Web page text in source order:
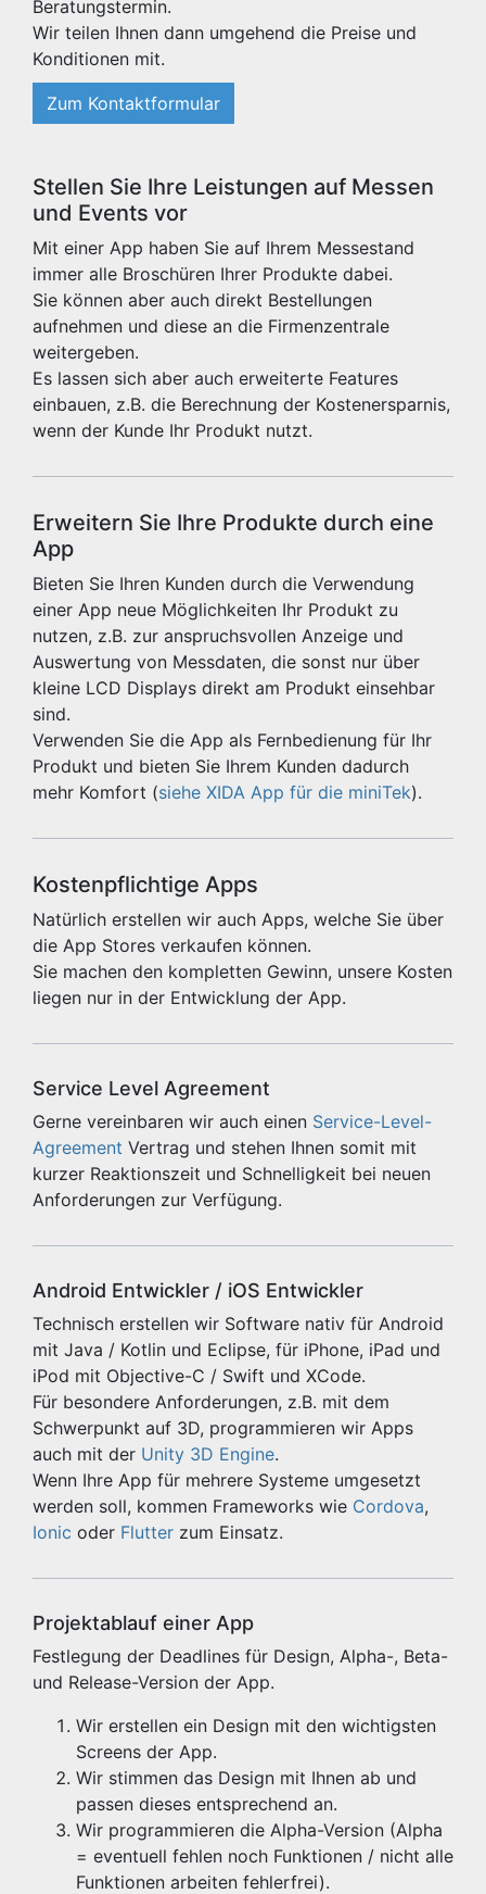
Beratungstermin.
Wir teilen Ihnen dann umgehend die Preise und
Konditionen mit.
Zum Kontaktformular
Stellen Sie Ihre Leistungen auf Messen
und Events vor
Mit einer App haben Sie auf Ihrem Messestand
immer alle Broschüren Ihrer Produkte dabei.
Sie können aber auch direkt Bestellungen
aufnehmen und diese an die Firmenzentrale
weitergeben.
Es lassen sich aber auch erweiterte Features
einbauen, z.B. die Berechnung der Kostenersparnis,
wenn der Kunde Ihr Produkt nutzt.
Erweitern Sie Ihre Produkte durch eine
App
Bieten Sie Ihren Kunden durch die Verwendung
einer App neue Möglichkeiten Ihr Produkt zu
nutzen, z.B. zur anspruchsvollen Anzeige und
Auswertung von Messdaten, die sonst nur über
kleine LCD Displays direkt am Produkt einsehbar
sind.
Verwenden Sie die App als Fernbedienung für Ihr
Produkt und bieten Sie Ihrem Kunden dadurch
mehr Komfort (siehe XIDA App für die miniTek).
Kostenpflichtige Apps
Natürlich erstellen wir auch Apps, welche Sie über
die App Stores verkaufen können.
Sie machen den kompletten Gewinn, unsere Kosten
liegen nur in der Entwicklung der App.
Service Level Agreement
Gerne vereinbaren wir auch einen Service-Level-
Agreement Vertrag und stehen Ihnen somit mit
kurzer Reaktionszeit und Schnelligkeit bei neuen
Anforderungen zur Verfügung.
Android Entwickler / iOS Entwickler
Technisch erstellen wir Software nativ für Android
mit Java / Kotlin und Eclipse, für iPhone, iPad und
iPod mit Objective-C / Swift und XCode.
Für besondere Anforderungen, z.B. mit dem
Schwerpunkt auf 3D, programmieren wir Apps
auch mit der Unity 3D Engine.
Wenn Ihre App für mehrere Systeme umgesetzt
werden soll, kommen Frameworks wie Cordova,
Ionic oder Flutter zum Einsatz.
Projektablauf einer App
Festlegung der Deadlines für Design, Alpha-, Beta-
und Release-Version der App.
Wir erstellen ein Design mit den wichtigsten
Screens der App.
Wir stimmen das Design mit Ihnen ab und
passen dieses entsprechend an.
Wir programmieren die Alpha-Version (Alpha
= eventuell fehlen noch Funktionen / nicht alle
Funktionen arbeiten fehlerfrei).